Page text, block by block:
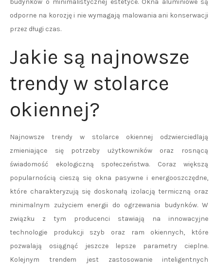
budynków o minimalistycznej estetyce. Okna aluminiowe są
odporne na korozję i nie wymagają malowania ani konserwacji
przez długi czas.
Jakie są najnowsze
trendy w stolarce
okiennej?
Najnowsze trendy w stolarce okiennej odzwierciedlają
zmieniające się potrzeby użytkowników oraz rosnącą
świadomość ekologiczną społeczeństwa. Coraz większą
popularnością cieszą się okna pasywne i energooszczędne,
które charakteryzują się doskonałą izolacją termiczną oraz
minimalnym zużyciem energii do ogrzewania budynków. W
związku z tym producenci stawiają na innowacyjne
technologie produkcji szyb oraz ram okiennych, które
pozwalają osiągnąć jeszcze lepsze parametry cieplne.
Kolejnym trendem jest zastosowanie inteligentnych